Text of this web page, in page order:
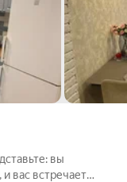
вы
вас встречает